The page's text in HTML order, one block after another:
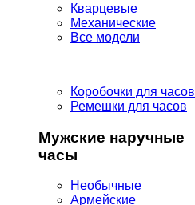
Кварцевые
Механические
Все модели
Коробочки для часов
Ремешки для часов
Мужские наручные
часы
Необычные
Армейские